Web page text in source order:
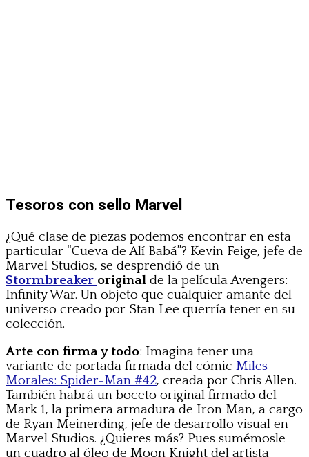
Tesoros con sello Marvel
¿Qué clase de piezas podemos encontrar en esta
particular “Cueva de Alí Babá”? Kevin Feige, jefe de
Marvel Studios, se desprendió de un
Stormbreaker original de la película Avengers:
Infinity War. Un objeto que cualquier amante del
universo creado por Stan Lee querría tener en su
colección.
Arte con firma y todo: Imagina tener una
variante de portada firmada del cómic Miles
Morales: Spider-Man #42, creada por Chris Allen.
También habrá un boceto original firmado del
Mark 1, la primera armadura de Iron Man, a cargo
de Ryan Meinerding, jefe de desarrollo visual en
Marvel Studios. ¿Quieres más? Pues sumémosle
un cuadro al óleo de Moon Knight del artista